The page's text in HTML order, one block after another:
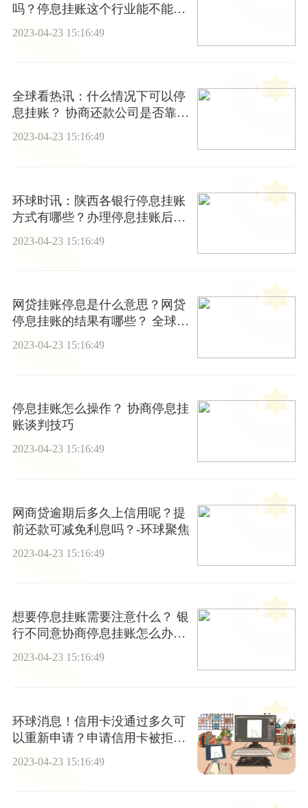
吗？停息挂账这个行业能不能
2023-04-23 15:16:49
全球看热讯：什么情况下可以停
息挂账？ 协商还款公司是否靠
谱？
2023-04-23 15:16:49
环球时讯：陕西各银行停息挂账
方式有哪些？办理停息挂账后有
2023-04-23 15:16:49
网贷挂账停息是什么意思？网贷
停息挂账的结果有哪些？ 全球观
点
2023-04-23 15:16:49
停息挂账怎么操作？ 协商停息挂
账谈判技巧
2023-04-23 15:16:49
网商贷逾期后多久上信用呢？提
前还款可减免利息吗？-环球聚焦
2023-04-23 15:16:49
想要停息挂账需要注意什么？ 银
行不同意协商停息挂账怎么办？
_全球微动态
2023-04-23 15:16:49
环球消息！信用卡没通过多久可
以重新申请？申请信用卡被拒多
2023-04-23 15:16:49